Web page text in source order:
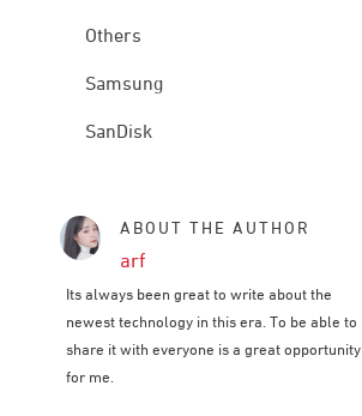
Others
Samsung
SanDisk
ABOUT THE AUTHOR
arf
Its always been great to write about the
newest technology in this era. To be able to
share it with everyone is a great opportunity
for me.